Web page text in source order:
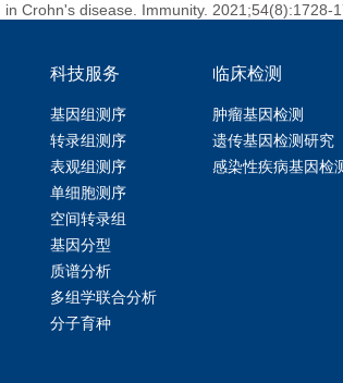
in Crohn's disease. Immunity.
科技服务
基因组测序
转录组测序
表观组测序
单细胞测序
空间转录组
基因分型
质谱分析
多组学联合分析
分子育种
临床检测
肿瘤基因检测
遗传基因检测研究
感染性疾病基因检